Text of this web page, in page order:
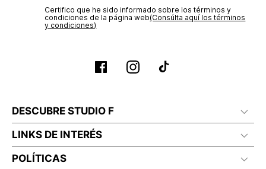
Certifico que he sido informado sobre los términos y
condiciones de la página web‎(Consúlta aquí los términos
y condiciones)
DESCUBRE STUDIO F
LINKS DE INTERÉS
POLÍTICAS